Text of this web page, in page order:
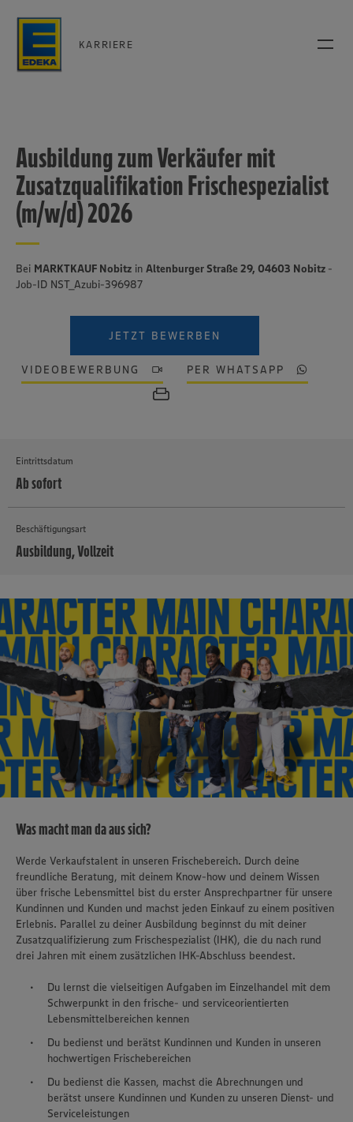
KARRIERE
Ausbildung zum Verkäufer mit
Zusatzqualifikation Frischespezialist
(m/w/d) 2026
Bei MARKTKAUF Nobitz in Altenburger Straße 29, 04603 Nobitz -
Job-ID NST_Azubi-396987
JETZT BEWERBEN
VIDEOBEWERBUNG PER WHATSAPP
Eintrittsdatum
Ab sofort
Beschäftigungsart
Ausbildung, Vollzeit
Was macht man da aus sich?
Werde Verkaufstalent in unseren Frischebereich. Durch deine
freundliche Beratung, mit deinem Know-how und deinem Wissen
über frische Lebensmittel bist du erster Ansprechpartner für unsere
Kundinnen und Kunden und machst jeden Einkauf zu einem positiven
Erlebnis. Parallel zu deiner Ausbildung beginnst du mit deiner
Zusatzqualifizierung zum Frischespezialist (IHK), die du nach rund
drei Jahren mit einem zusätzlichen IHK-Abschluss beendest.
Du lernst die vielseitigen Aufgaben im Einzelhandel mit dem
Schwerpunkt in den frische- und serviceorientierten
Lebensmittelbereichen kennen
Du bedienst und berätst Kundinnen und Kunden in unseren
hochwertigen Frischebereichen
Du bedienst die Kassen, machst die Abrechnungen und
berätst unsere Kundinnen und Kunden zu unseren Dienst- und
Serviceleistungen